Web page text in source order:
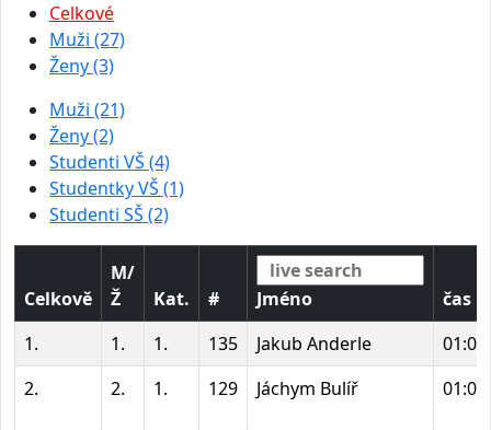
Celkové
Muži (27)
Ženy (3)
Muži (21)
Ženy (2)
Studenti VŠ (4)
Studentky VŠ (1)
Studenti SŠ (2)
Celkově
M/
Ž
Kat. # Jméno
čas
1.
1. 1. 135 Jakub Anderle
2.
2. 1. 129 Jáchym Bulíř